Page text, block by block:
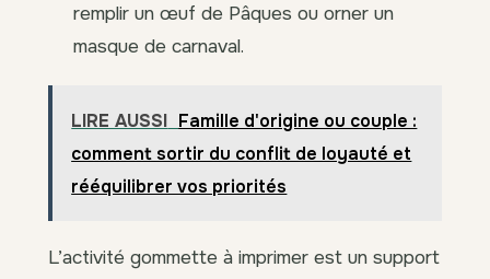
remplir un œuf de Pâques ou orner un
masque de carnaval.
LIRE AUSSI Famille d'origine ou couple :
comment sortir du conflit de loyauté et
rééquilibrer vos priorités
L’activité gommette à imprimer est un support